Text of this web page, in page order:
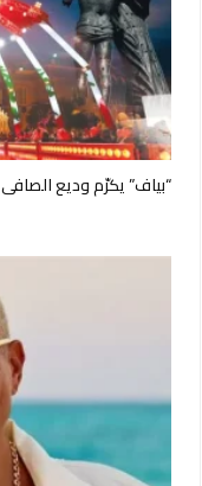
“بياف” يكرّم وديع الصافي